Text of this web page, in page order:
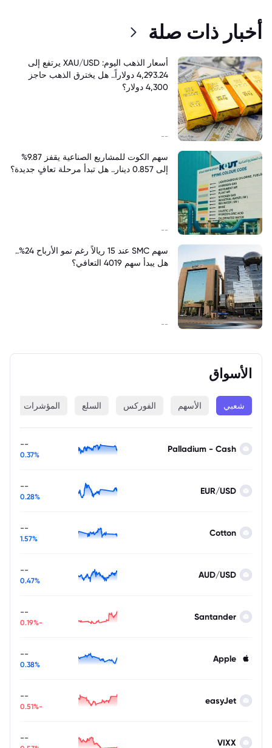
الأسواق
شعبي الأسهم الفوركس السلع المؤشرات
Palladium - Cash
--
0.37%
EUR/USD
--
0.28%
Cotton
--
1.57%
AUD/USD
--
0.47%
Santander
--
-0.19%
Apple
--
0.38%
easyJet
--
-0.51%
VIXX
--
أخبار ذات صلة
أسعار الذهب اليوم: XAU/USD يرتفع إلى
4,293.24 دولاراً.. هل يخترق الذهب حاجز
4,300 دولار؟
--
سهم الكوت للمشاريع الصناعية يقفز 9.87%
إلى 0.857 دينار.. هل تبدأ مرحلة تعافٍ جديدة؟
--
سهم SMC عند 15 ريالاً رغم نمو الأرباح 24%..
هل يبدأ سهم 4019 التعافي؟
--